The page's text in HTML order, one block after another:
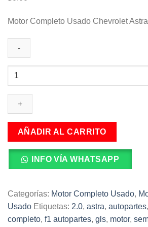
Motor Completo Usado Chevrolet
Motor
Usado
Chevrolet
GLS
2.0
cantidad
AÑADIR AL CARRITO
INFO VÍA WHATSAPP
Categorías: Motor Completo Usado,
Usado Etiquetas: 2.0, astra, autopartes,
completo, f1 autopartes, gls, motor,